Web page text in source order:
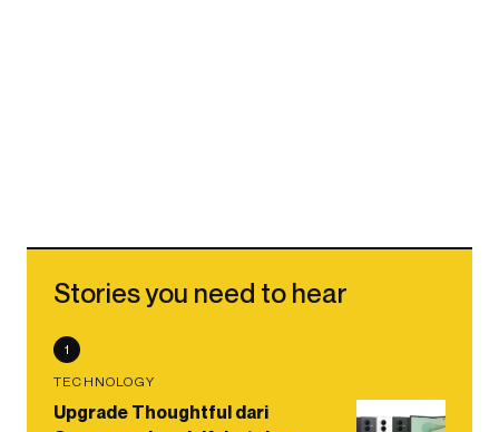
Stories you need to hear
1
TECHNOLOGY
Upgrade Thoughtful dari